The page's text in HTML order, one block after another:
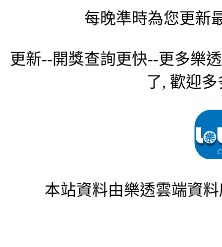
每晚準時為您更新
更新--開獎查詢更快--更多樂
了, 歡迎
本站資料由樂透雲端資